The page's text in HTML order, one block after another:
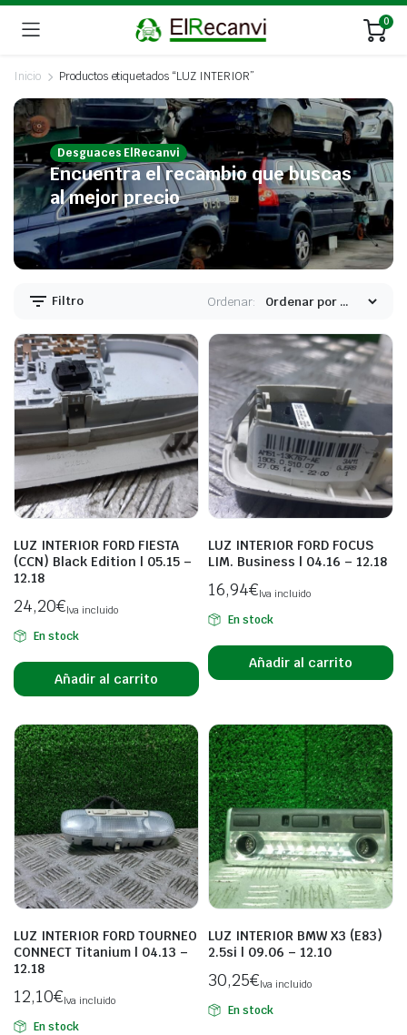
0
Inicio Productos etiquetados “LUZ INTERIOR”
Desguaces ElRecanvi
Encuentra el recambio que buscas
al mejor precio
Filtro Ordenar:
LUZ INTERIOR FORD FIESTA
(CCN) Black Edition | 05.15 –
12.18
24,20€Iva incluido
En stock
Añadir al carrito
LUZ INTERIOR FORD FOCUS
LIM. Business | 04.16 – 12.18
16,94€Iva incluido
En stock
Añadir al carrito
LUZ INTERIOR FORD TOURNEO
CONNECT Titanium | 04.13 –
12.18
12,10€Iva incluido
En stock
LUZ INTERIOR BMW X3 (E83)
2.5si | 09.06 – 12.10
30,25€Iva incluido
En stock